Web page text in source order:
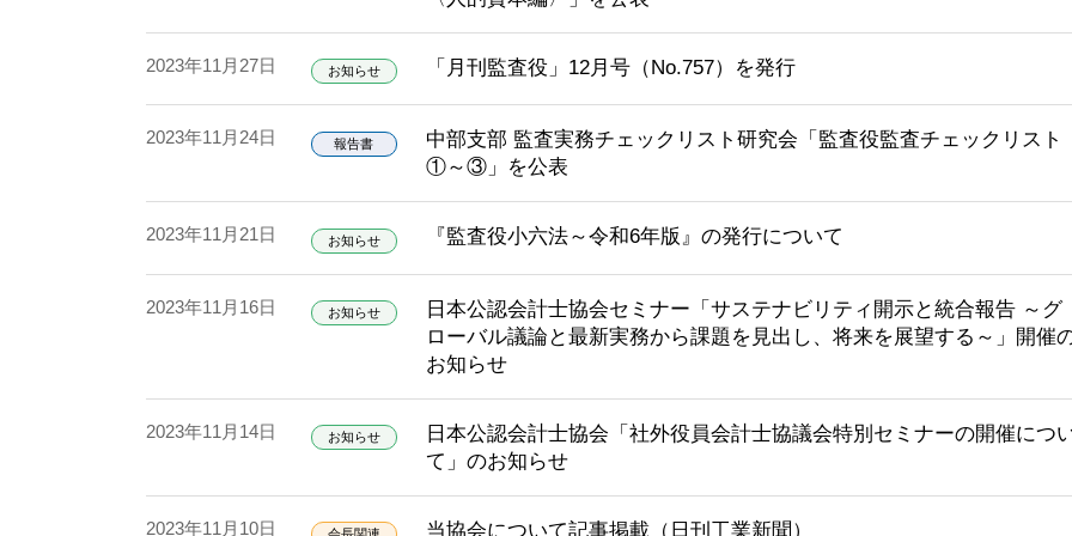
2023年11月27日 お知らせ 「月刊監査役」12月号（No.757）を発行
2023年11月24日 報告書
中部支部 監査実務チェックリスト研究会「監査役監査チェックリスト
①～③」を公表
2023年11月21日 お知らせ 『監査役小六法～令和6年版』の発行について
2023年11月16日 お知らせ
日本公認会計士協会セミナー「サステナビリティ開示と統合報告 ～グ
ローバル議論と最新実務から課題を見出し、将来を展望する～」開催
お知らせ
2023年11月14日 お知らせ
日本公認会計士協会「社外役員会計士協議会特別セミナーの開催につ
て」のお知らせ
2023年11月10日 当協会について記事掲載（日刊工業新聞）